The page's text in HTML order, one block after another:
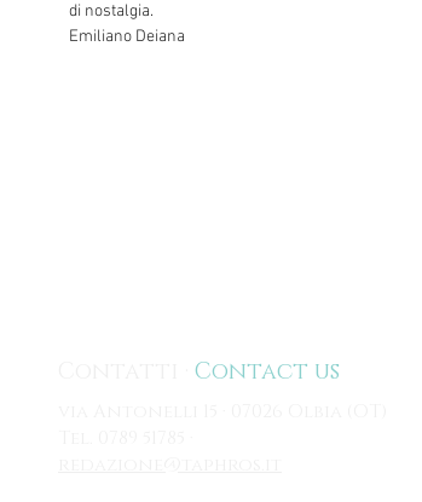
di nostalgia.
Emiliano Deiana
Contact us